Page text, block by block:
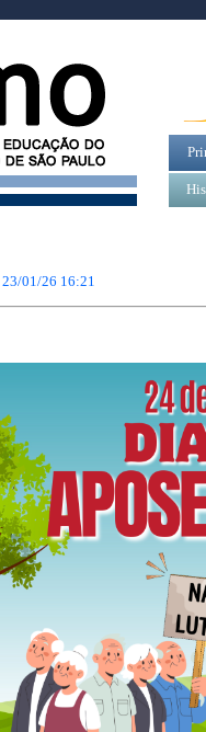
23/01/26 16:21